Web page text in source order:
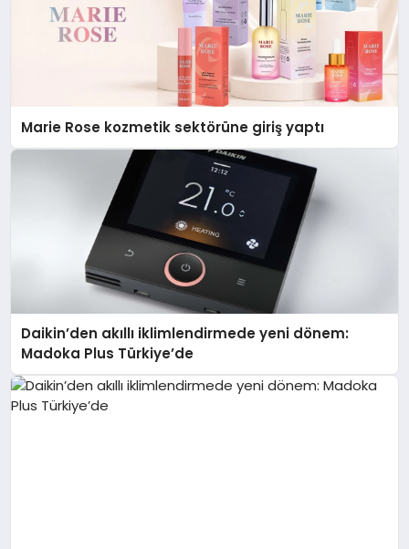
Marie Rose kozmetik sektörüne giriş yaptı
Daikin’den akıllı iklimlendirmede yeni dönem:
Madoka Plus Türkiye’de